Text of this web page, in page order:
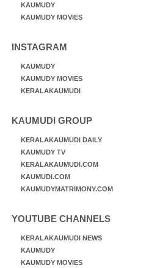
KAUMUDY
KAUMUDY MOVIES
INSTAGRAM
KAUMUDY
KAUMUDY MOVIES
KERALAKAUMUDI
KAUMUDI GROUP
KERALAKAUMUDI DAILY
KAUMUDY TV
KERALAKAUMUDI.COM
KAUMUDI.COM
KAUMUDYMATRIMONY.COM
YOUTUBE CHANNELS
KERALAKAUMUDI NEWS
KAUMUDY
KAUMUDY MOVIES